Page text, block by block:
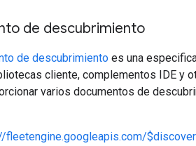
de descubrimiento
de descubrimiento es una
cliente, complementos IDE y
varios documentos de
fleetengine.googleapis.com/